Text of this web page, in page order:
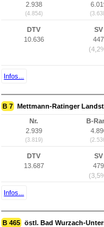
2.938
(4.854)
DTV
10.636
SV
447
Infos...
B 7 Mettmann-Ratinger
Nr.
2.939
(3.819)
B-
DTV
13.687
SV
479
Infos...
B 465 östl. Bad Wurzach-